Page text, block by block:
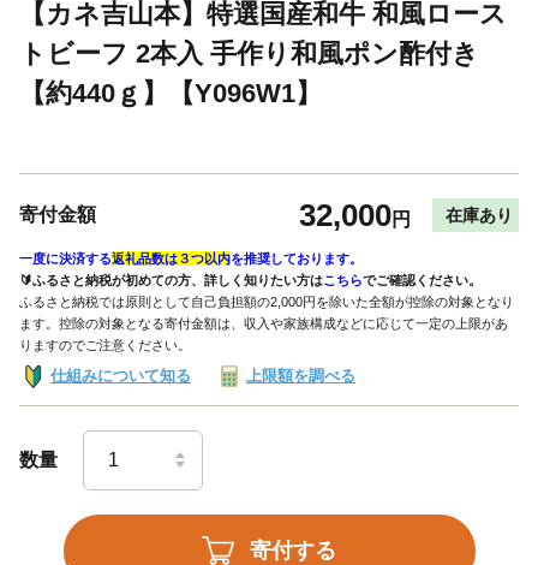
【カネ吉山本】特選国産和牛 和風ロース
トビーフ 2本入 手作り和風ポン酢付き
【約440ｇ】【Y096W1】
寄付金額 32,000円 在庫あり
一度に決済する返礼品数は３つ以内を推奨しております。
🔰ふるさと納税が初めての方、詳しく知りたい方はこちらでご確認ください。
ふるさと納税では原則として自己負担額の2,000円を除いた全額が控除の対象となり
ます。控除の対象となる寄付金額は、収入や家族構成などに応じて一定の上限があ
りますのでご注意ください。
仕組みについて知る 上限額を調べる
数量
寄付する